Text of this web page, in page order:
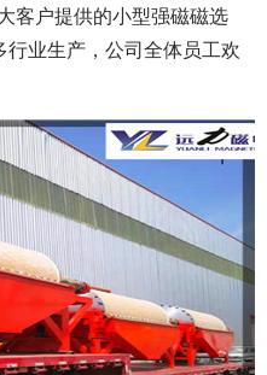
客户提供的小型强磁磁选
业生产，公司全体员工欢